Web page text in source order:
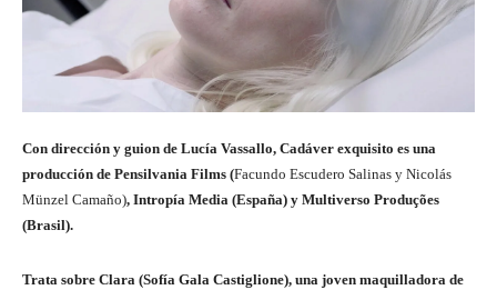
Con dirección y guion de Lucía Vassallo, Cadáver exquisito es una
producción de Pensilvania Films (Facundo Escudero Salinas y Nicolás
Münzel Camaño), Intropía Media (España) y Multiverso Produções
(Brasil).
Trata sobre Clara (Sofía Gala Castiglione), una joven maquilladora de